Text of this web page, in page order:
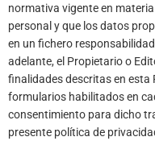
normativa vigente en
personal y que los datos
en un fichero
adelante, el Propietario o
finalidades descritas en esta
formularios habilitados en
consentimiento para dicho
presente política de